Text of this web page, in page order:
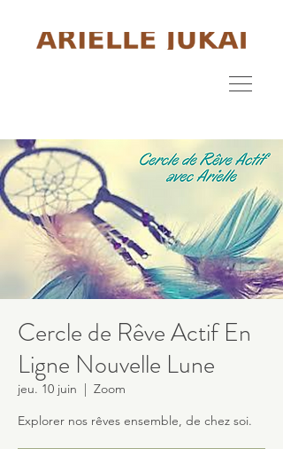
Cercle de Rêve Actif En
Ligne Nouvelle Lune
jeu. 10 juin
  |
Zoom
Explorer nos rêves ensemble, de chez soi.